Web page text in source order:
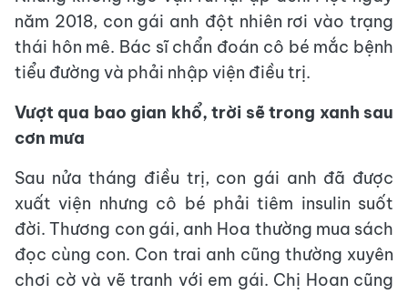
năm 2018, con gái anh đột nhiên rơi vào trạng
thái hôn mê. Bác sĩ chẩn đoán cô bé mắc bệnh
tiểu đường và phải nhập viện điều trị.
Vượt qua bao gian khổ, trời sẽ trong xanh sau
cơn mưa
Sau nửa tháng điều trị, con gái anh đã được
xuất viện nhưng cô bé phải tiêm insulin suốt
đời. Thương con gái, anh Hoa thường mua sách
đọc cùng con. Con trai anh cũng thường xuyên
chơi cờ và vẽ tranh với em gái. Chị Hoan cũng